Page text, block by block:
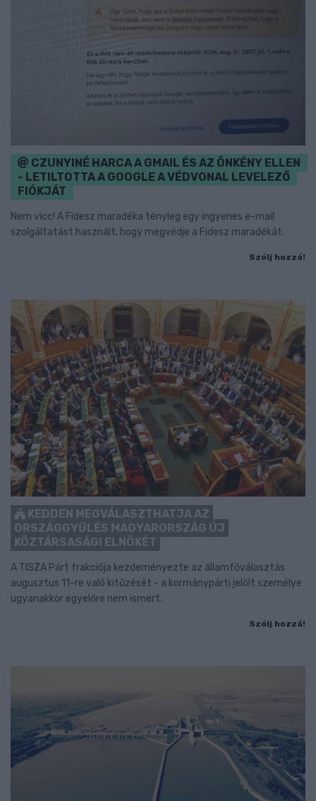
CZUNYINÉ HARCA A GMAIL ÉS AZ ÖNKÉNY ELLEN
- LETILTOTTA A GOOGLE A VÉDVONAL LEVELEZŐ
FIÓKJÁT
Nem vicc! A Fidesz maradéka tényleg egy ingyenes e-mail
szolgáltatást használt, hogy megvédje a Fidesz maradékát.
Szólj hozzá!
KEDDEN MEGVÁLASZTHATJA AZ
ORSZÁGGYŰLÉS MAGYARORSZÁG ÚJ
KÖZTÁRSASÁGI ELNÖKÉT
A TISZA Párt frakciója kezdeményezte az államfőválasztás
augusztus 11-re való kitűzését - a kormánypárti jelölt személye
ugyanakkor egyelőre nem ismert.
Szólj hozzá!